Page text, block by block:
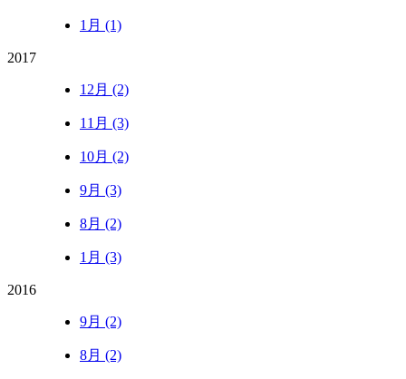
1月 (1)
2017
12月 (2)
11月 (3)
10月 (2)
9月 (3)
8月 (2)
1月 (3)
2016
9月 (2)
8月 (2)